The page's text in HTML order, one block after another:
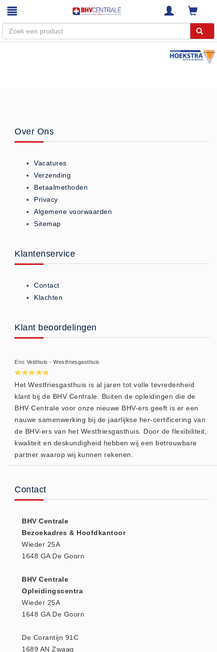
Diensten
RI&E
Bedrijfsnoodplannen
VCA Trajecten
ISO 9001 Begeleiding
Inspectiecentrale
Ons Team
Nieuws
Contact
Klachten
Privacy
Retourneren
Algemene Voorwaarden
Vacatures
Winkel
(20)
AED apparaten (11)
Actie (5)
AED
AED batterijen (12)
AED binnen - buiten kasten (11)
AED elektroden (18)
Beademings materialen (6)
AED trainers (14)
BHV Kasten
BHV Kleding
Over Ons
Vacatures
Verzending
Betaalmethoden
Privacy
Algemene voorwaarden
Sitemap
Klantenservice
Contact
Klachten
Klant beoordelingen
Eric Veldhuis - Westfriesgasthuis
Het Westfriesgasthuis is al jaren tot volle tevredenheid
klant bij de BHV Centrale. Buiten de opleidingen die de
BHV Centrale voor onze nieuwe BHV-ers geeft is er een
nauwe samenwerking bij de jaarlijkse her-certificering van
de BHV-ers van het Westfriesgasthuis. Door de flexibiliteit,
kwaliteit en deskundigheid hebben wij een betrouwbare
partner waarop wij kunnen rekenen.
Contact
BHV Centrale
Bezoekadres & Hoofdkantoor
Wieder 25A
1648 GA De Goorn
BHV Centrale
Opleidingscentra
Wieder 25A
1648 GA De Goorn
De Corantijn 91C
1689 AN Zwaag